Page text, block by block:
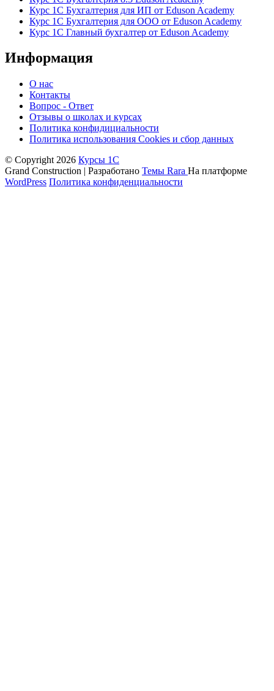
Курс 1С Бухгалтерия для ИП от Eduson Academy
Курс 1С Бухгалтерия для ООО от Eduson Academy
Курс 1С Главный бухгалтер от Eduson Academy
Информация
О нас
Контакты
Вопрос - Ответ
Отзывы о школах и курсах
Политика конфидициальности
Политика использования Cookies и сбор данных
© Copyright 2026 Курсы 1С
Grand Construction | Разработано Темы Rara На платформе
WordPress Политика конфиденциальности